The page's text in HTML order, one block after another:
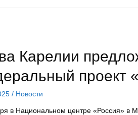
Карелии
проект
/ Новости
в Национальном центре «Россия» в